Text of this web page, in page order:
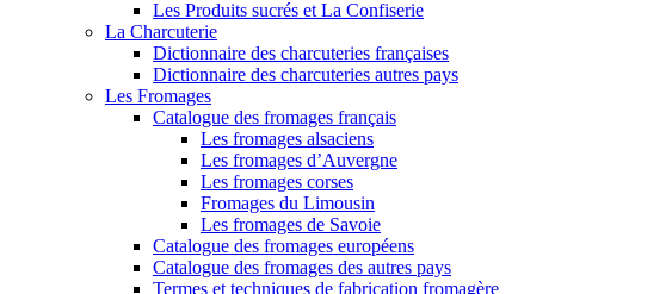
Les Produits sucrés et La Confiserie
La Charcuterie
Dictionnaire des charcuteries françaises
Dictionnaire des charcuteries autres pays
Les Fromages
Catalogue des fromages français
Les fromages alsaciens
Les fromages d’Auvergne
Les fromages corses
Fromages du Limousin
Les fromages de Savoie
Catalogue des fromages européens
Catalogue des fromages des autres pays
Termes et techniques de fabrication fromagère